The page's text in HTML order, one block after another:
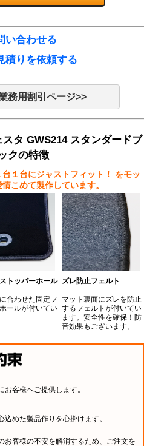
い合わせる
積りを依頼する
務用割引ページ>>
スタ GWS214 スタンダードブ
クの特徴
１台にジャストフィット！
をモッ
こめて製作しています。
トッパーホール
合わせた固定フ
ールが付いてい
ズレ防止フェルト
マット裏面にズレを防止
するフェルトが付いてい
ます。安全性を確保！防
音効果もございます。
客様へご提供します。
めた製品作りを心掛けます。
お客様の不安を解消するため、ご注文を